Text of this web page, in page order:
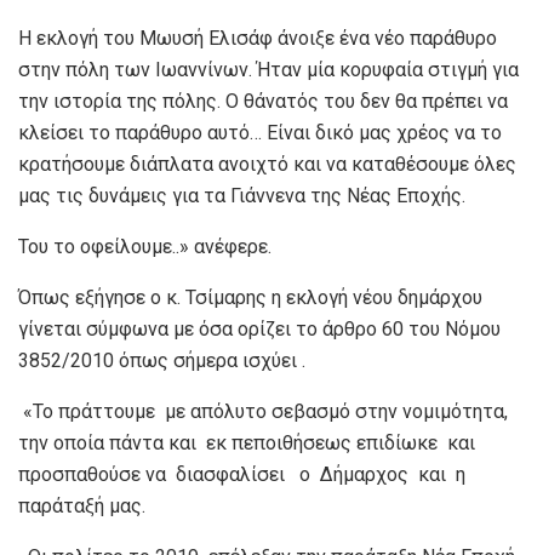
Η εκλογή του Μωυσή Ελισάφ άνοιξε ένα νέο παράθυρο
στην πόλη των Ιωαννίνων. Ήταν μία κορυφαία στιγμή για
την ιστορία της πόλης. Ο θάνατός του δεν θα πρέπει να
κλείσει το παράθυρο αυτό… Είναι δικό μας χρέος να το
κρατήσουμε διάπλατα ανοιχτό και να καταθέσουμε όλες
μας τις δυνάμεις για τα Γιάννενα της Νέας Εποχής.
Του το οφείλουμε..» ανέφερε.
Όπως εξήγησε ο κ. Τσίμαρης η εκλογή νέου δημάρχου
γίνεται σύμφωνα με όσα ορίζει το άρθρο 60 του Νόμου
3852/2010 όπως σήμερα ισχύει .
«Το πράττουμε με απόλυτο σεβασμό στην νομιμότητα,
την οποία πάντα και εκ πεποιθήσεως επιδίωκε και
προσπαθούσε να διασφαλίσει ο Δήμαρχος και η
παράταξή μας.